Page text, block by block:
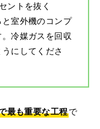
ントを抜く
室外機のコンプ
冷媒ガスを回収
にしてくださ
最も重要な工程で